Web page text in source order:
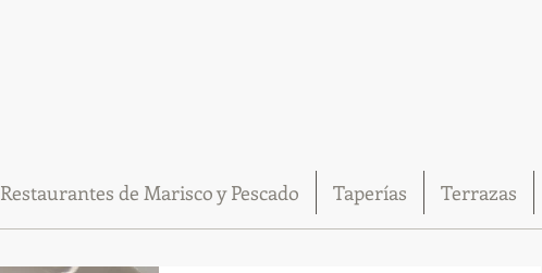
Restaurantes de Marisco y Pescado Taperías Terrazas